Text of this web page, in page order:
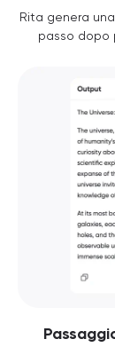
Rita genera
passo dopo